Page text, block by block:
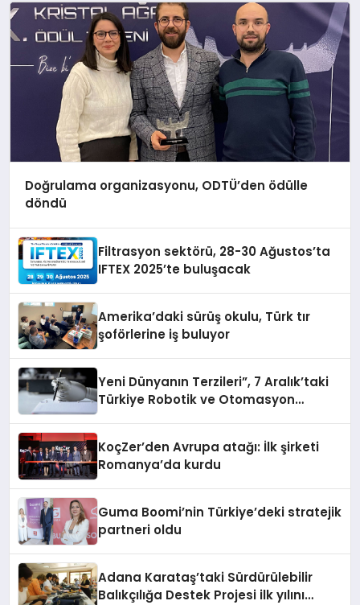
Doğrulama organizasyonu, ODTÜ’den ödülle
döndü
Filtrasyon sektörü, 28-30 Ağustos’ta
IFTEX 2025’te buluşacak
Amerika’daki sürüş okulu, Türk tır
şoförlerine iş buluyor
Yeni Dünyanın Terzileri”, 7 Aralık’taki
Türkiye Robotik ve Otomasyon
KoçZer’den Avrupa atağı: İlk şirketi
Romanya’da kurdu
Guma Boomi’nin Türkiye’deki stratejik
partneri oldu
Adana Karataş’taki Sürdürülebilir
Balıkçılığa Destek Projesi ilk yılını